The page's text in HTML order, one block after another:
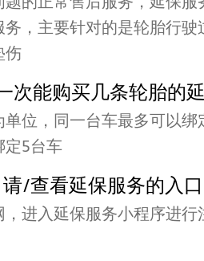
，主要针对的是轮胎行
伤
次能购买几条轮胎的
位，同一台车最多可以绑
定5台车
/查看延保服务的入
，进入延保服务小程序进